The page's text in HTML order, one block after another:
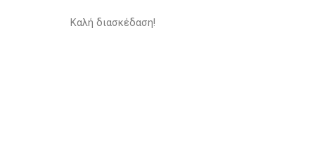
Καλή διασκέδαση!